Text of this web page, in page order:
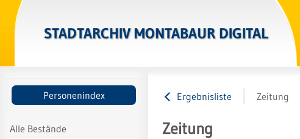
STADTARCHIV MONTABAUR DIGITAL
Personenindex
Alle Bestände
Ergebnisliste Zeitung
Zeitung